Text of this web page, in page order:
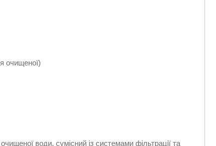
очищеної)
води, сумісний із системами фільтрації та